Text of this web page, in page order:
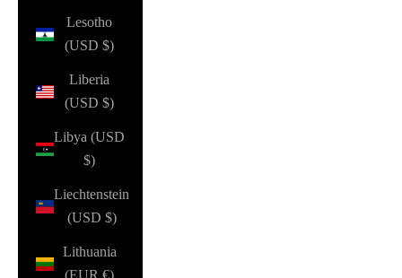
Lesotho
(USD $)
Liberia
(USD $)
Libya (USD
$)
Liechtenstein
(USD $)
Lithuania
(EUR €)